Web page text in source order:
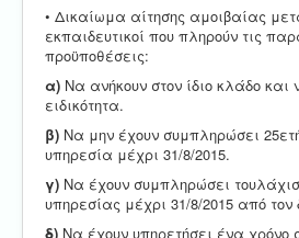
• Δικαίωμα αίτησης αμοιβαίας
εκπαιδευτικοί που πληρούν τις
προϋποθέσεις:
α) Να ανήκουν στον ίδιο κλάδο και
ειδικότητα.
β) Να μην έχουν συμπληρώσει
υπηρεσία μέχρι 31/8/2015.
γ) Να έχουν συμπληρώσει
υπηρεσίας μέχρι 31/8/2015 από τον
δ) Να έχουν υπηρετήσει ένα χρόνο